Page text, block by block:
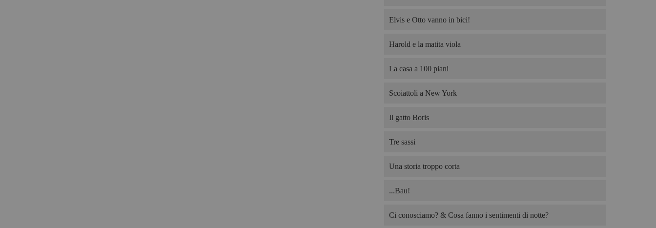
Elvis e Otto vanno in bici!
Harold e la matita viola
La casa a 100 piani
Scoiattoli a New York
Il gatto Boris
Tre sassi
Una storia troppo corta
...Bau!
Ci conosciamo? & Cosa fanno i sentimenti di notte?